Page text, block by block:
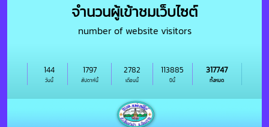
จำนวนผู้เข้าชมเว็บไซต์
number of website visitors
วันนี้
144
สัปดาห์นี้
1797
เดือนนี้
2782
ปีนี้
113885
ทั้งหมด
317747